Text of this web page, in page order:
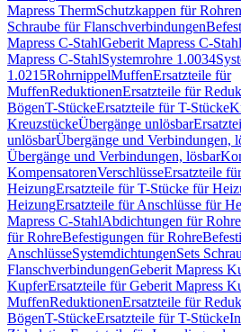
Mapress ThermSchutzkappen für
Schraube für Flanschverbindungen
Mapress C-StahlGeberit Mapress C-Stahl
Mapress C-StahlSystemrohre 1.0034
1.0215RohrnippelMuffenErsatzteile für
MuffenReduktionenErsatzteile für
BögenT-StückeErsatzteile für T-Stücke
KreuzstückeÜbergänge unlösbar
unlösbarÜbergänge und Verbindungen,
Übergänge und Verbindungen, lösbar
KompensatorenVerschlüsseErsatzteile
HeizungErsatzteile für T-Stücke für
HeizungErsatzteile für Anschlüsse für
Mapress C-StahlAbdichtungen für
für RohreBefestigungen für Rohre
AnschlüsseSystemdichtungenSets
FlanschverbindungenGeberit Mapress
KupferErsatzteile für Geberit Mapress
MuffenReduktionenErsatzteile für
BögenT-StückeErsatzteile für T-Stücke